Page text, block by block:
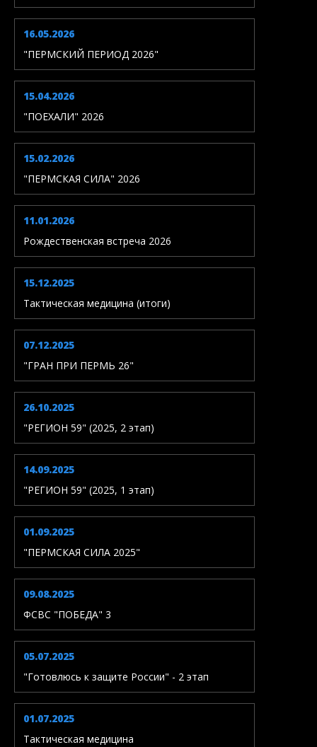
16.05.2026
"ПЕРМСКИЙ ПЕРИОД 2026"
15.04.2026
"ПОЕХАЛИ" 2026
15.02.2026
"ПЕРМСКАЯ СИЛА" 2026
11.01.2026
Рождественская встреча 2026
15.12.2025
Тактическая медицина (итоги)
07.12.2025
"ГРАН ПРИ ПЕРМЬ 26"
26.10.2025
"РЕГИОН 59" (2025, 2 этап)
14.09.2025
"РЕГИОН 59" (2025, 1 этап)
01.09.2025
"ПЕРМСКАЯ СИЛА 2025"
09.08.2025
ФСВС "ПОБЕДА" 3
05.07.2025
"Готовлюсь к защите России" - 2 этап
01.07.2025
Тактическая медицина